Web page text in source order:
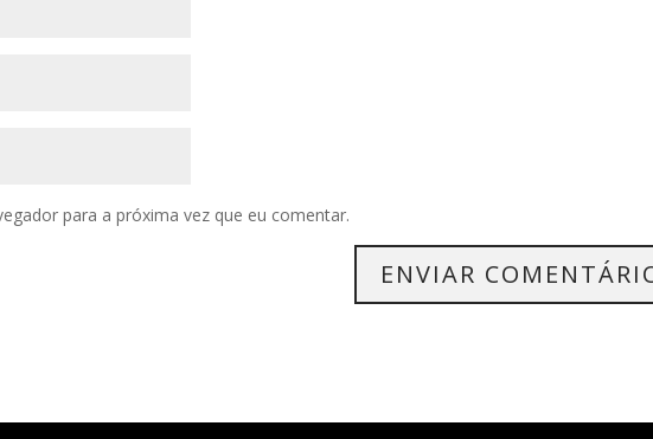
para a próxima vez que eu comentar.